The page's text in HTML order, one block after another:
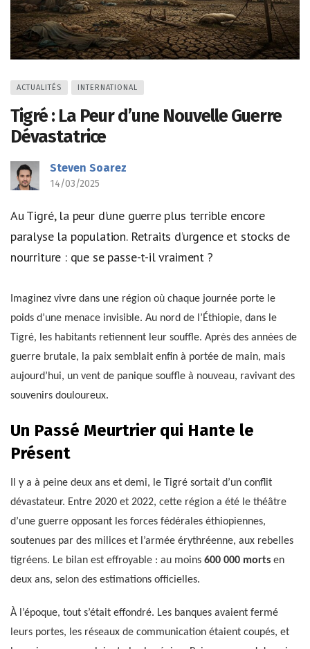
ACTUALITÉS INTERNATIONAL
Tigré : La Peur d’une Nouvelle Guerre
Dévastatrice
Steven Soarez
14/03/2025
Au Tigré, la peur d’une guerre plus terrible encore
paralyse la population. Retraits d’urgence et stocks de
nourriture : que se passe-t-il vraiment ?
Imaginez vivre dans une région où chaque journée porte le
poids d’une menace invisible. Au nord de l’Éthiopie, dans le
Tigré, les habitants retiennent leur souffle. Après des années de
guerre brutale, la paix semblait enfin à portée de main, mais
aujourd’hui, un vent de panique souffle à nouveau, ravivant des
souvenirs douloureux.
Un Passé Meurtrier qui Hante le
Présent
Il y a à peine deux ans et demi, le Tigré sortait d’un conflit
dévastateur. Entre 2020 et 2022, cette région a été le théâtre
d’une guerre opposant les forces fédérales éthiopiennes,
soutenues par des milices et l’armée érythréenne, aux rebelles
tigréens. Le bilan est effroyable : au moins 600 000 morts en
deux ans, selon des estimations officielles.
À l’époque, tout s’était effondré. Les banques avaient fermé
leurs portes, les réseaux de communication étaient coupés, et